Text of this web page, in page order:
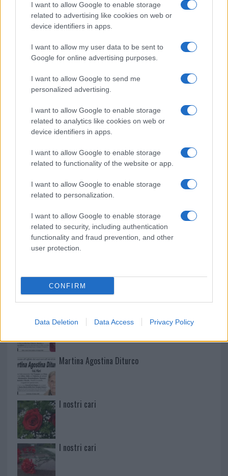
I want to allow Google to enable storage
related to advertising like cookies on web or
device identifiers in apps.
I want to allow my user data to be sent to
Google for online advertising purposes.
I want to allow Google to send me
personalized advertising.
I want to allow Google to enable storage
related to analytics like cookies on web or
device identifiers in apps.
I want to allow Google to enable storage
related to functionality of the website or app.
I want to allow Google to enable storage
related to personalization.
I want to allow Google to enable storage
related to security, including authentication
functionality and fraud prevention, and other
user protection.
CONFIRM
Data Deletion Data Access Privacy Policy
Auto prende fuoco sulla strada statale 125 a
Olbia, cosa è successo
Incidente sulla 125 a Olbia, due auto coinvolte:
Arzachena
NECROLOGIE
Mario Malu
Paolo Pinna
Martina Agostina Diturco
I nostri cari
I nostri cari